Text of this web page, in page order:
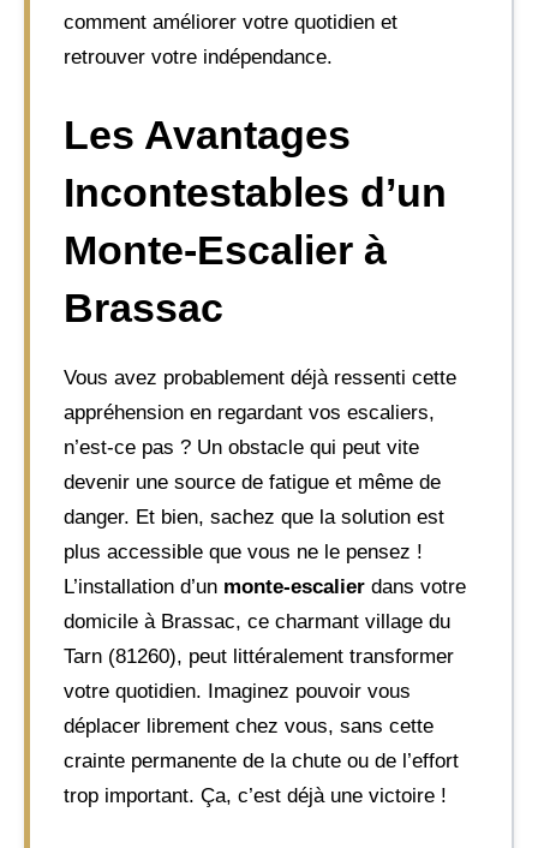
comment améliorer votre quotidien et
retrouver votre indépendance.
Les Avantages
Incontestables d’un
Monte-Escalier à
Brassac
Vous avez probablement déjà ressenti cette
appréhension en regardant vos escaliers,
n’est-ce pas ? Un obstacle qui peut vite
devenir une source de fatigue et même de
danger. Et bien, sachez que la solution est
plus accessible que vous ne le pensez !
L’installation d’un monte-escalier dans votre
domicile à Brassac, ce charmant village du
Tarn (81260), peut littéralement transformer
votre quotidien. Imaginez pouvoir vous
déplacer librement chez vous, sans cette
crainte permanente de la chute ou de l’effort
trop important. Ça, c’est déjà une victoire !